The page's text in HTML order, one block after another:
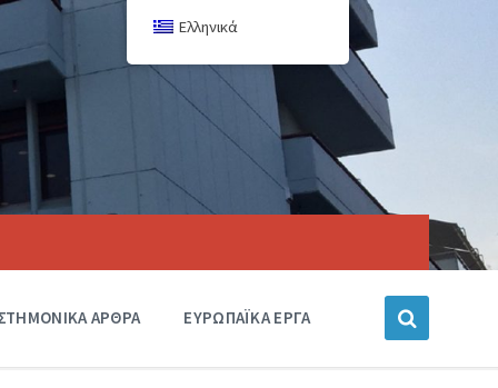
ΑΡΘΡΑ ΕΥΡΩΠΑΪΚΑ ΕΡΓΑ
Ελληνικά